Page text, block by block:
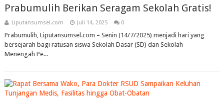
Prabumulih Berikan Seragam Sekolah Gratis!
Liputansumsel.com Juli 14, 2025 0
Prabumulih, Liputansumsel.com – Senin (14/7/2025) menjadi hari yang
bersejarah bagi ratusan siswa Sekolah Dasar (SD) dan Sekolah
Menengah Pe...